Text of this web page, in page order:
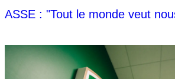
ASSE : "Tout le monde veut